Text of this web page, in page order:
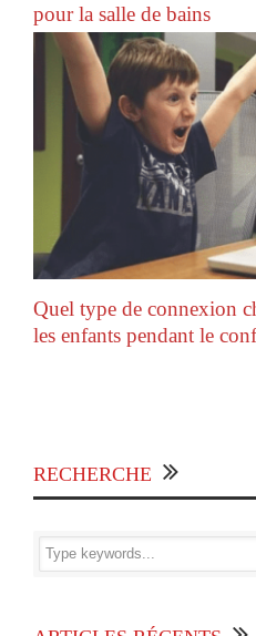
pour la salle de bains
Quel type de connexion
les enfants pendant le
RECHERCHE